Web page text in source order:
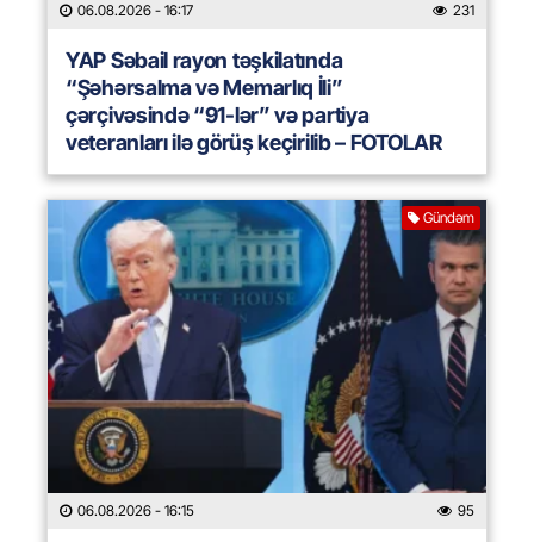
06.08.2026 - 16:17 231
YAP Səbail rayon təşkilatında
“Şəhərsalma və Memarlıq İli”
çərçivəsində “91-lər” və partiya
veteranları ilə görüş keçirilib – FOTOLAR
Gündəm
06.08.2026 - 16:15 95